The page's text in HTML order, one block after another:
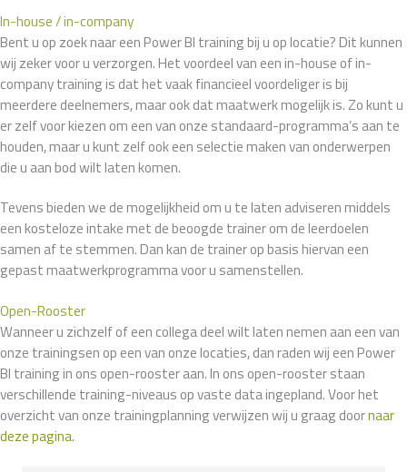
In-house / in-company
Bent u op zoek naar een Power BI training bij u op locatie? Dit kunnen
wij zeker voor u verzorgen. Het voordeel van een in-house of in-
company training is dat het vaak financieel voordeliger is bij
meerdere deelnemers, maar ook dat maatwerk mogelijk is. Zo kunt u
er zelf voor kiezen om een van onze standaard-programma’s aan te
houden, maar u kunt zelf ook een selectie maken van onderwerpen
die u aan bod wilt laten komen.
Tevens bieden we de mogelijkheid om u te laten adviseren middels
een kosteloze intake met de beoogde trainer om de leerdoelen
samen af te stemmen. Dan kan de trainer op basis hiervan een
gepast maatwerkprogramma voor u samenstellen.
Open-Rooster
Wanneer u zichzelf of een collega deel wilt laten nemen aan een van
onze trainingsen op een van onze locaties, dan raden wij een Power
BI training in ons open-rooster aan. In ons open-rooster staan
verschillende training-niveaus op vaste data ingepland. Voor het
overzicht van onze trainingplanning verwijzen wij u graag doornaar
deze pagina.